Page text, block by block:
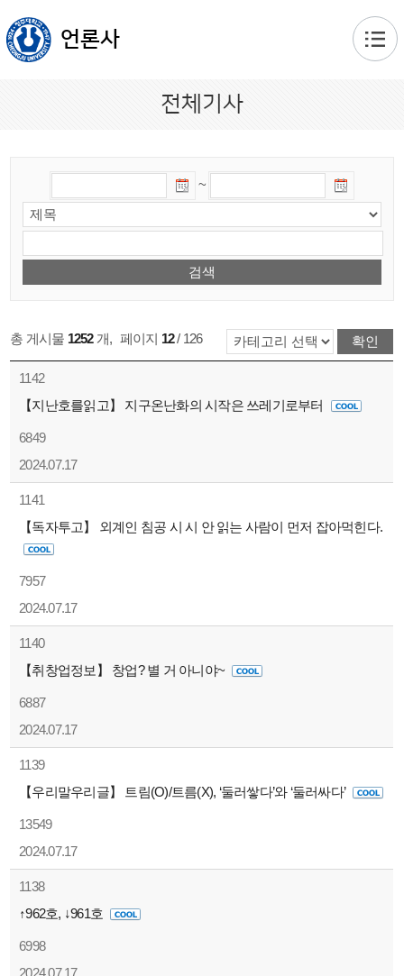
언론사
전체기사
~
총 게시물 1252개, 페이지 12/ 126
1142
【지난호를읽고】 지구온난화의 시작은 쓰레기로부터
6849
2024.07.17
1141
【독자투고】 외계인 침공 시 시 안 읽는 사람이 먼저 잡아먹힌다.
7957
2024.07.17
1140
【취창업정보】 창업? 별 거 아니야~
6887
2024.07.17
1139
【우리말우리글】 트림(O)/트름(X), ‘둘러쌓다’와 ‘둘러싸다’
13549
2024.07.17
1138
↑962호, ↓961호
6998
2024.07.17